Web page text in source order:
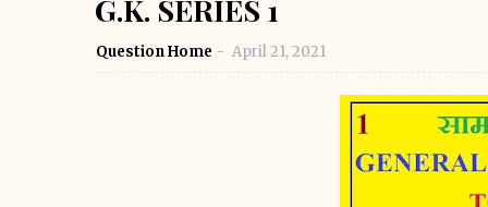
G.K. SERIES 1
Question Home April 21, 2021